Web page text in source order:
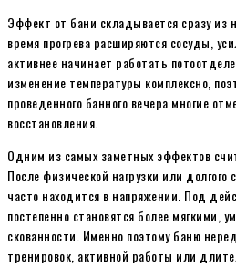
Эффект от бани складывается сразу из
время прогрева расширяются сосуды,
активнее начинает работать
изменение температуры комплексно,
проведенного банного вечера многие
восстановления.
Одним из самых заметных эффектов
После физической нагрузки или
часто находится в напряжении. Под
постепенно становятся более мягкими,
скованности. Именно поэтому баню
тренировок, активной работы или